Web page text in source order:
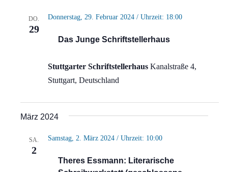
DO.
29
Das Junge Schriftstellerhaus
Donnerstag, 29. Februar 2024 / Uhrzeit: 18:00
Stuttgarter Schriftstellerhaus Kanalstraße 4,
Stuttgart, Deutschland
März 2024
SA.
2
Theres Essmann: Literarische
Samstag, 2. März 2024 / Uhrzeit: 10:00